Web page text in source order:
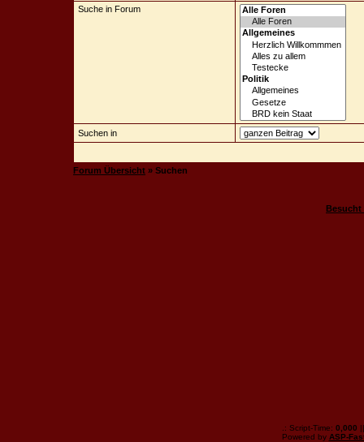
Suche in Forum
Suchen in
Forum Übersicht » Suchen
Besucht
.: Script-Time: 0,000
Powered by ASP-